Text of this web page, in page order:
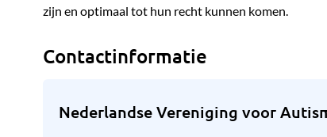
zijn en optimaal tot hun recht kunnen komen.
Contactinformatie
Nederlandse Vereniging voor